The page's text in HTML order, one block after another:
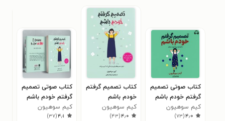
کتاب صوتی تصمیم
گرفتم خودم باشم
کیم سوهیون
۴٫۰(۷۳)
کتاب تصمیم گرفتم
خودم باشم
كیم سوهیون
۴٫۰(۴۳)
کتاب صوتی تصمیم
گرفتم خودم باشم
كیم سوهیون
۴٫۱(۳۷)